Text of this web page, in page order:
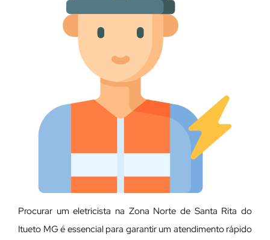
Procurar um eletricista na Zona Norte de Santa Rita do
Itueto MG é essencial para garantir um atendimento rápido